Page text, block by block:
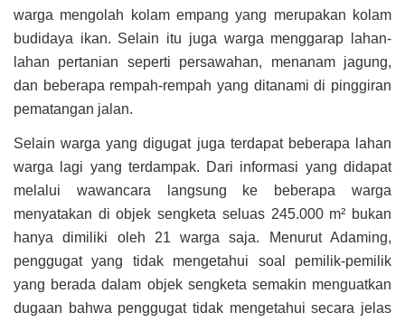
warga mengolah kolam empang yang merupakan kolam
budidaya ikan. Selain itu juga warga menggarap lahan-
lahan pertanian seperti persawahan, menanam jagung,
dan beberapa rempah-rempah yang ditanami di pinggiran
pematangan jalan.
Selain warga yang digugat juga terdapat beberapa lahan
warga lagi yang terdampak. Dari informasi yang didapat
melalui wawancara langsung ke beberapa warga
menyatakan di objek sengketa seluas 245.000 m² bukan
hanya dimiliki oleh 21 warga saja. Menurut Adaming,
penggugat yang tidak mengetahui soal pemilik-pemilik
yang berada dalam objek sengketa semakin menguatkan
dugaan bahwa penggugat tidak mengetahui secara jelas